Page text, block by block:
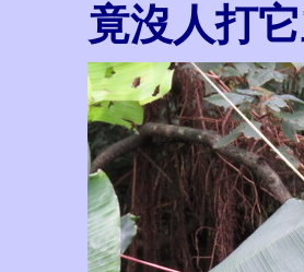
竟沒人打它